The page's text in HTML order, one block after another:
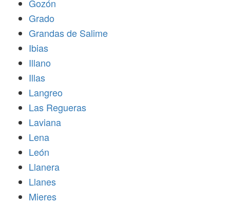
Gozón
Grado
Grandas de Salime
Ibias
Illano
Illas
Langreo
Las Regueras
Laviana
Lena
León
Llanera
Llanes
Mieres